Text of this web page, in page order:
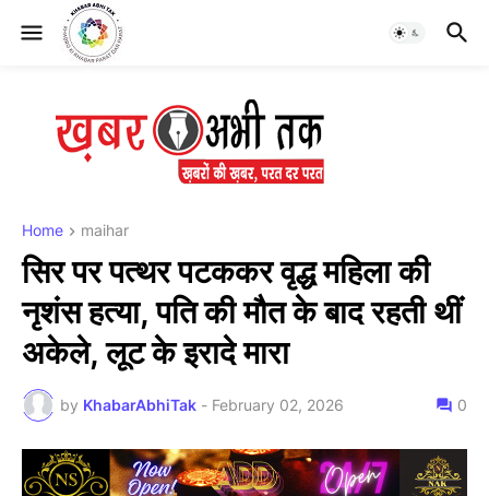
Home maihar
सिर पर पत्थर पटककर वृद्ध महिला की
नृशंस हत्या, पति की मौत के बाद रहती थीं
अकेले, लूट के इरादे मारा
by KhabarAbhiTak - February 02, 2026 0